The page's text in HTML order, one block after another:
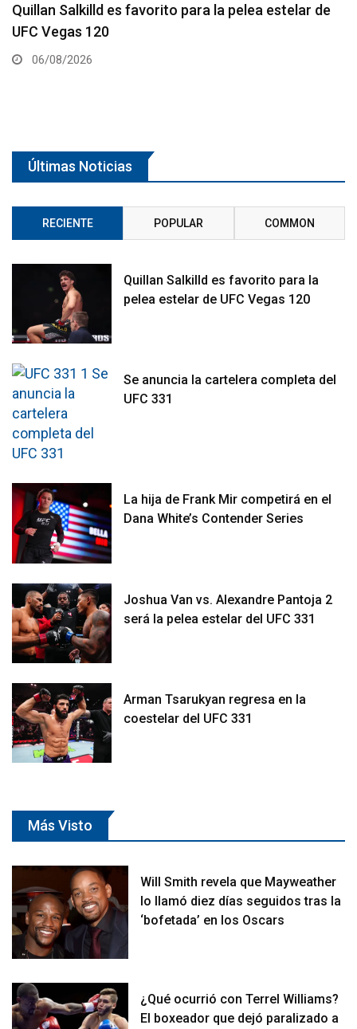
Se anuncia la cartelera completa del UFC 331
06/08/2026
Últimas Noticias
RECIENTE POPULAR COMMON
Quillan Salkilld es favorito para la
pelea estelar de UFC Vegas 120
Se anuncia la cartelera completa del
UFC 331
La hija de Frank Mir competirá en el
Dana White’s Contender Series
Joshua Van vs. Alexandre Pantoja 2
será la pelea estelar del UFC 331
Arman Tsarukyan regresa en la
coestelar del UFC 331
Más Visto
Will Smith revela que Mayweather
lo llamó diez días seguidos tras la
‘bofetada’ en los Oscars
¿Qué ocurrió con Terrel Williams?
El boxeador que dejó paralizado a